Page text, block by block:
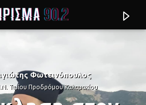
Φωτεινόπουλος
Τιμίου Προδρόμου Καλαμακίου